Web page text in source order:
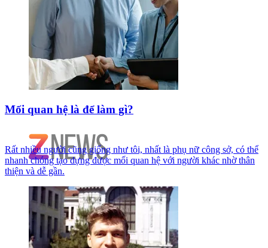
Mối quan hệ là để làm gì?
Rất nhiều người cũng giống như tôi, nhất là phụ nữ công sở, có thể
nhanh chóng tạo dựng được mối quan hệ với người khác nhờ thân
thiện và dễ gần.